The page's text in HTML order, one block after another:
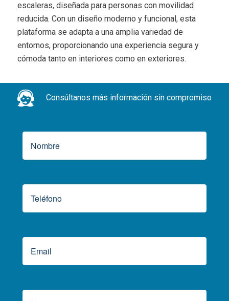
escaleras, diseñada para personas con movilidad
reducida. Con un diseño moderno y funcional, esta
plataforma se adapta a una amplia variedad de
entornos, proporcionando una experiencia segura y
cómoda tanto en interiores como en exteriores.
Consúltanos más información sin compromiso